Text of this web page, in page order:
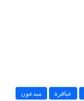
عباقرة مبدعون